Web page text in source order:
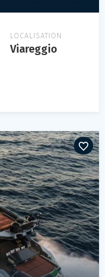
LOCALISATION
Viareggio